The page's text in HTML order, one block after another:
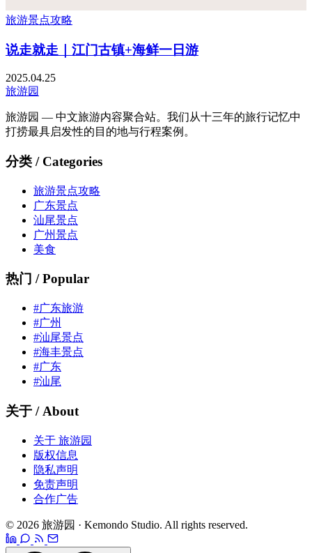
旅游景点攻略
说走就走｜江门古镇+海鲜一日游
2025.04.25
旅游园
旅游园 — 中文旅游内容聚合站。我们从十三年的旅行记忆中
打捞最具启发性的目的地与行程案例。
分类 / Categories
旅游景点攻略
广东景点
汕尾景点
广州景点
美食
热门 / Popular
#广东旅游
#广州
#汕尾景点
#海丰景点
#广东
#汕尾
关于 / About
关于 旅游园
版权信息
隐私声明
免责声明
合作广告
© 2026 旅游园 · Kemondo Studio. All rights reserved.